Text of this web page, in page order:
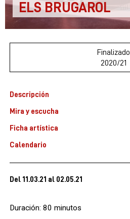
ELS BRUGAROL
Finalizado
2020/21
Descripción
Mira y escucha
Ficha artística
Calendario
Del 11.03.21 al 02.05.21
Duración: 80 minutos